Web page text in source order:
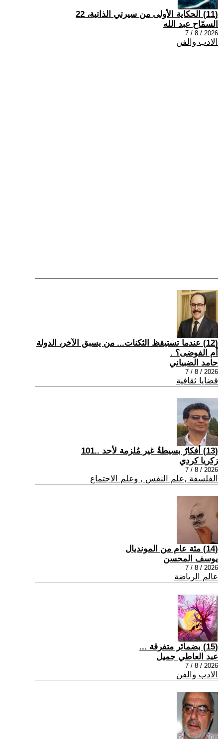
(11) الحكاية الأولى من سيرتي الذاتية، 22
السمّاح عبد الله
2026 / 8 / 7
الادب والفن
(12) عندما تستيقظ الثكنات... من يسبق الآخر، الدولة
أم الفوضى؟ .
حامد الضبياني
2026 / 8 / 7
قضايا ثقافية
(13) أفكارٌ بسيطةٌ غير مُلزمة لأحد ..101
زكريا كردي
2026 / 8 / 7
الفلسفة ,علم النفس , وعلم الاجتماع
(14) مئة عام من المونديال
يوسف المحسن
2026 / 8 / 7
عالم الرياضة
(15) بضمائر متفرقة ...
عبد العاطي جميل
2026 / 8 / 7
الادب والفن